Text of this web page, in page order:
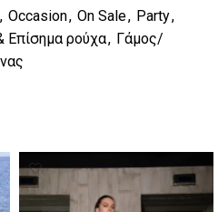
, Occasion, On Sale, Party,
Επίσημα ρούχα, Γάμος/